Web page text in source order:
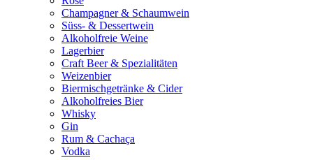
Champagner & Schaumwein
Süss- & Dessertwein
Alkoholfreie Weine
Lagerbier
Craft Beer & Spezialitäten
Weizenbier
Biermischgetränke & Cider
Alkoholfreies Bier
Whisky
Gin
Rum & Cachaça
Vodka